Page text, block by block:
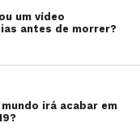
um vídeo
antes de morrer?
irá acabar em